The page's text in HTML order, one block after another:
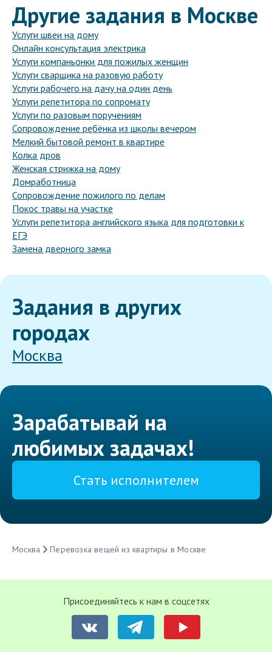
Другие задания в Москве
Услуги швеи на дому
Онлайн консультация электрика
Услуги компаньонки для пожилых женщин
Услуги сварщика на разовую работу
Услуги рабочего на дачу на один день
Услуги репетитора по сопромату
Услуги по разовым поручениям
Сопровождение ребёнка из школы вечером
Мелкий бытовой ремонт в квартире
Колка дров
Женская стрижка на дому
Домработница
Сопровождение пожилого по делам
Покос травы на участке
Услуги репетитора английского языка для подготовки к
ЕГЭ
Замена дверного замка
Задания в других
городах
Москва
Зарабатывай на
любимых задачах!
Стать исполнителем
Москва Перевозка вещей из квартиры в Москве
Присоединяйтесь к нам в соцсетях